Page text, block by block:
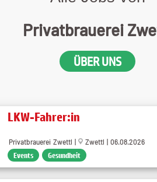
Privatbrauerei
ÜBER UNS
LKW-Fahrer:in
Privatbrauerei Zwettl | Zwettl | 06.08.2026
Events Gesundheit